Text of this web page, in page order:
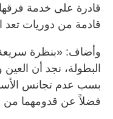
قادرة على خدمة
قادمة من دوريات تعد
وأضاف: «بنظرة
البطولة، نجد أن
بسب عدم تجانس
فضلاً عن قدومهما من